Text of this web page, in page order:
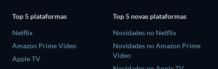
Top 5 plataformas
Netflix
Amazon Prime Video
Apple TV
Top 5 novas plataformas
Novidades no Netflix
Novidades no Amazon Prime
Video